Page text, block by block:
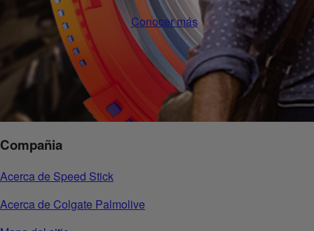
Conocer más
Compañia
Acerca de Speed Stick
Acerca de Colgate Palmolive